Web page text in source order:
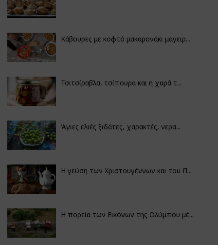
Κάβουρες με κοφτό μακαρονάκι μαγειρ...
Τσιτσίραβλα, τσίπουρα και η χαρά τ...
Άγιες ελιές ξιδάτες, χαρακτές, νερα...
Η γεύση των Χριστουγέννων και του Π...
Η πορεία των Εικόνων της Ολύμπου μέ...